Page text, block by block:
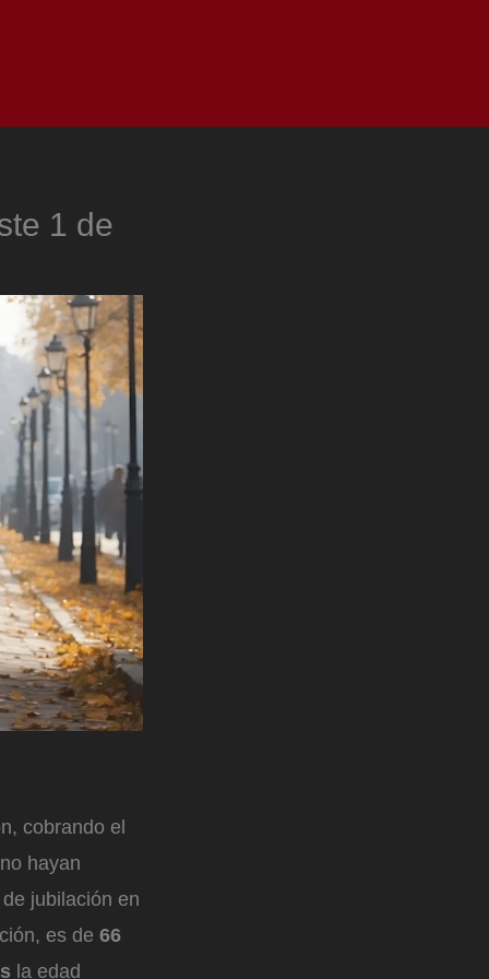
1 de
cobrando el
hayan
jubilación en
es de 66
la edad